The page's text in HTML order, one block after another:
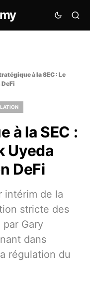
à la SEC : Le
à la SEC :
Uyeda
DeFi
intérim de la
stricte des
Gary
dans
régulation du